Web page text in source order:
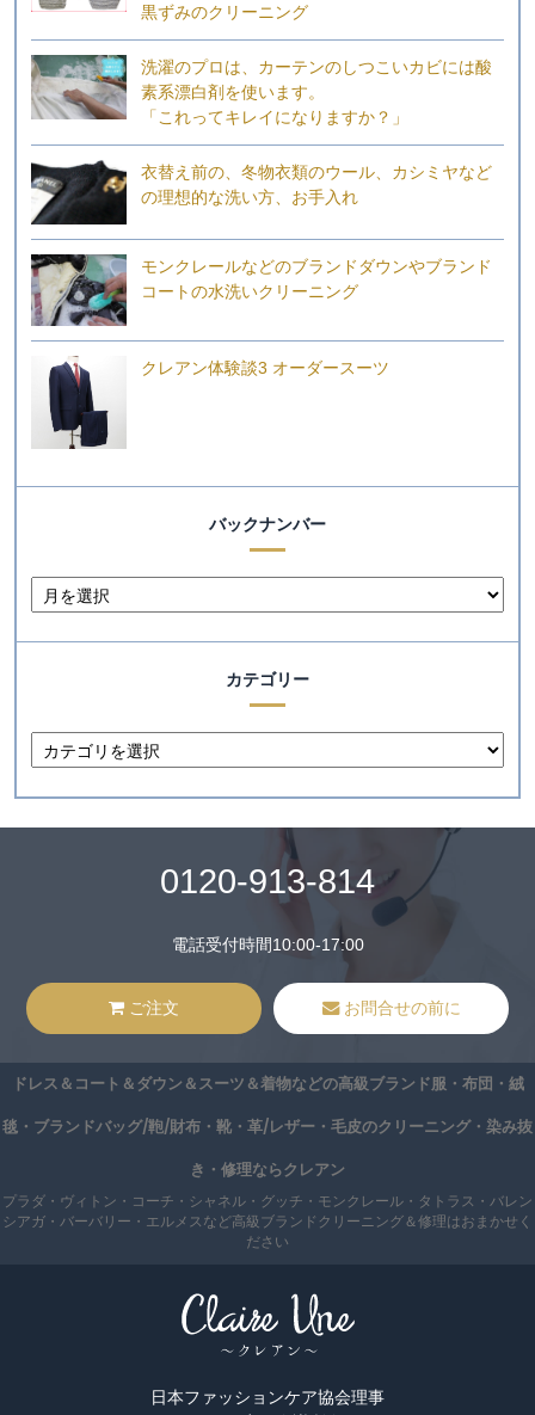
黒ずみのクリーニング
洗濯のプロは、カーテンのしつこいカビには酸
素系漂白剤を使います。
「これってキレイになりますか？」
衣替え前の、冬物衣類のウール、カシミヤなど
の理想的な洗い方、お手入れ
モンクレールなどのブランドダウンやブランド
コートの水洗いクリーニング
クレアン体験談3 オーダースーツ
バックナンバー
カテゴリー
0120-913-814
電話受付時間10:00-17:00
ご注文 お問合せの前に
ドレス＆コート＆ダウン＆スーツ＆着物などの高級ブランド服・布団・絨
毯・ブランドバッグ/鞄/財布・靴・革/レザー・毛皮のクリーニング・染み抜
き・修理ならクレアン
プラダ・ヴィトン・コーチ・シャネル・グッチ・モンクレール・タトラス・バレン
シアガ・バーバリー・エルメスなど高級ブランドクリーニング＆修理はおまかせく
ださい
日本ファッションケア協会理事